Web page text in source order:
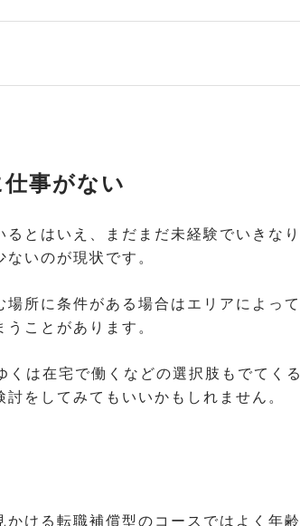
事がない
とはいえ、まだまだ未経験でいきなり
いのが現状です。
所に条件がある場合はエリアによって
ことがあります。
くは在宅で働くなどの選択肢もでてくる
をしてみてもいいかもしれません。
ける転職補償型のコースではよく年齢